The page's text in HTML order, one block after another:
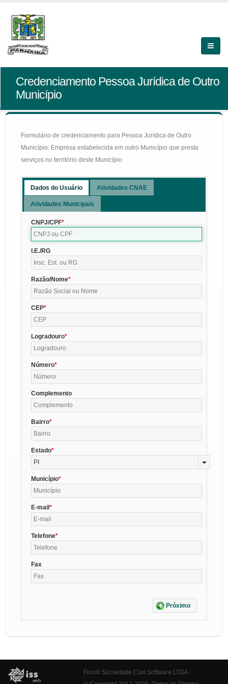
Credenciamento Pessoa Jurídica de Outro
Município
Formulário de credenciamento para Pessoa Jurídica de Outro
Município: Empresa estabelecida em outro Município que presta
serviços no território deste Município
Dados do Usuário Atividades CNAE
Atividades Municipais
CNPJ/CPF
I.E./RG
Razão/Nome
CEP
Logradouro
Número
Complemento
Bairro
Estado
PI
Município
E-mail
Telefone
Fax
Próximo
Fiorilli Sociedade Civil Software LTDA